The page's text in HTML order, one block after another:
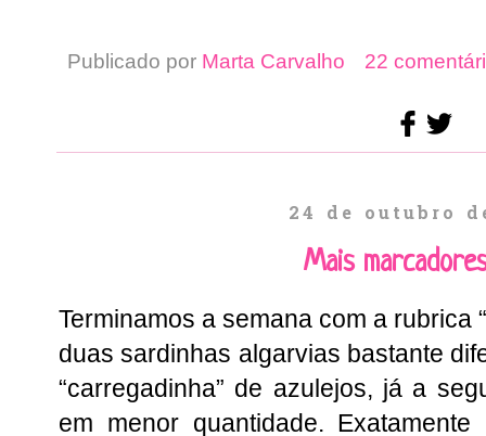
Publicado por Marta Carvalho 22
24 de outubro
Mais
Terminamos a semana com a rubrica
duas sardinhas algarvias bastante
“carregadinha” de azulejos, já a
em menor quantidade.